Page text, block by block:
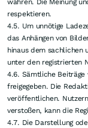
wahren. Die Meinung
respektieren.
4.5. Um unnötige
das Anhängen von
hinaus dem sachlichen
unter den registrierten
4.6. Sämtliche
freigegeben. Die
veröffentlichen.
verstoßen, kann die
4.7. Die Darstellung